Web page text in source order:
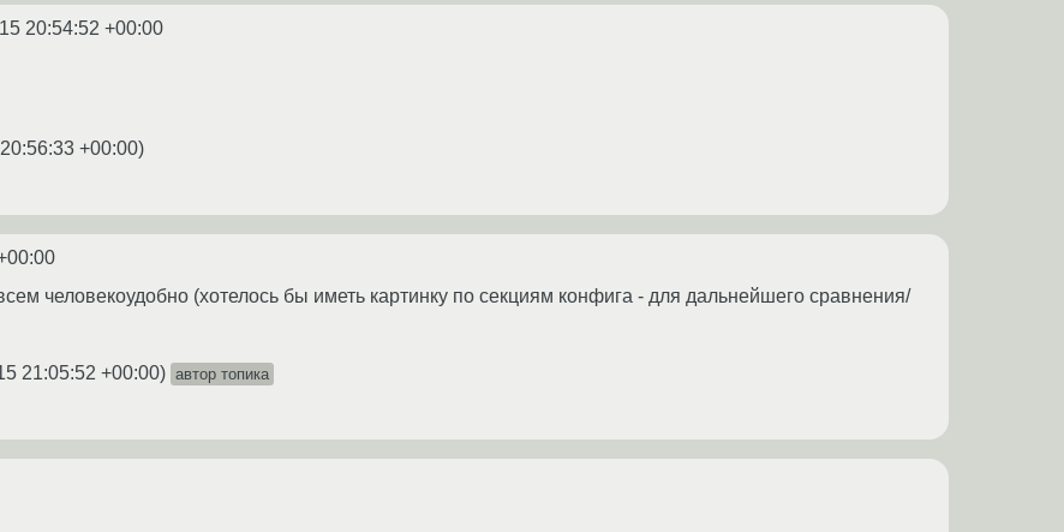
20:54:52 +00:00
+00:00)
человекоудобно (хотелось бы иметь картинку по секциям конфига - для дальнейшего сравнения/
21:05:52 +00:00) автор топика